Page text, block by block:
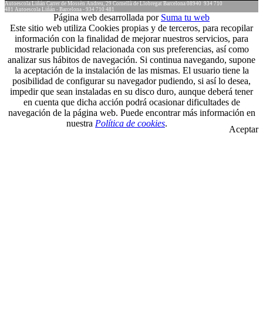
Autoescola Liñán Carrer de Mossèn Andreu, 29 Cornellà de Llobregat Barcelona 08940 934 710
481 Autoescola Liñán - Barcelona - 934 710 481
Página web desarrollada por Suma tu web
Este sitio web utiliza Cookies propias y de terceros, para recopilar
información con la finalidad de mejorar nuestros servicios, para
mostrarle publicidad relacionada con sus preferencias, así como
analizar sus hábitos de navegación. Si continua navegando, supone
la aceptación de la instalación de las mismas. El usuario tiene la
posibilidad de configurar su navegador pudiendo, si así lo desea,
impedir que sean instaladas en su disco duro, aunque deberá tener
en cuenta que dicha acción podrá ocasionar dificultades de
navegación de la página web. Puede encontrar más información en
nuestra Política de cookies.
Aceptar